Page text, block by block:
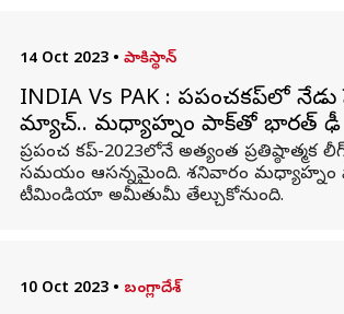
14 Oct 2023 • పాకిస్థాన్
INDIA Vs PAK : ప్రపంచకప్‌లో
మ్యాచ్‌.. మధ్యాహ్నం పాక్‌తో భారత్‌ ఢీ
ప్రపంచ కప్‌-2023లోనే అత్యంత ప్రతిష్ఠాత్మక
సమయం ఆసన్నమైంది. శనివారం మధ్యాహ్నం
టీమిండియా అమీతుమీ తేల్చుకోనుంది.
10 Oct 2023 • బంగ్లాదేశ్